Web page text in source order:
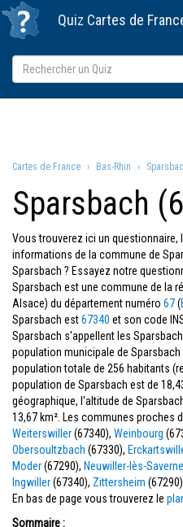
Quiz Cartes de
Cartes de France Bas-Rhin
Sparsbach
Vous trouverez ici un questionnaire,
informations de la commune de
Sparsbach ? Essayez notre
Sparsbach est une commune de la
Alsace) du département numéro 67(
Sparsbach est67340 et son code
Sparsbach s'appellent les
population municipale de
population totale de 256 habitants
population de Sparsbach est de
géographique, l'altitude de
13,67 km². Les communes proches
Weiterswiller(67340), Weinbourg
Obersoultzbach (67330),
Moder(67290), Neuwiller-lès-Saverne
Ingwiller(67340), Zittersheim (67290).
En bas de page vous trouverez le
Sommaire :